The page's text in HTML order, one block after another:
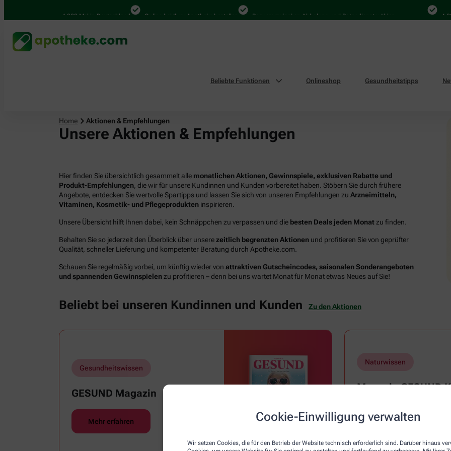
Cookie-Einwilligung verwalten
Wir setzen Cookies, die für den Betrieb der Website technisch erforderlich sind. Darüber hinaus
4.000 Mal in Deutschland Online bei Ihrer Apotheke bestellen Bequem zwischen Abholung und Botendienst wählen 4.000
Beliebte Funktionen Onlineshop Gesundheitstipps
Home Aktionen & Empfehlungen
Unsere Aktionen & Empfehlungen
Hier finden Sie übersichtlich gesammelt alle monatlichen Aktionen, Gewinnspiele, exklusiven Rabatte und
Produkt-Empfehlungen , die wir für unsere Kundinnen und Kunden vorbereitet haben. Stöbern Sie durch frühere
Angebote, entdecken Sie wertvolle Spartipps und lassen Sie sich von unseren Empfehlungen zu Arzneimitteln,
Vitaminen, Kosmetik- und Pflegeprodukten inspirieren.
Unsere Übersicht hilft Ihnen dabei, kein Schnäppchen zu verpassen und die besten Deals jeden Monatzu finden.
Behalten Sie so jederzeit den Überblick über unserezeitlich begrenzten Aktionen und profitieren Sie von geprüfter
Qualität, schneller Lieferung und kompetenter Beratung durch Apotheke.com.
Schauen Sie regelmäßig vorbei, um künftig wieder von attraktiven Gutscheincodes, saisonalen Sonderangeboten
und spannenden Gewinnspielenzu profitieren – denn bei uns wartet Monat für Monat etwas Neues auf Sie!
Beliebt bei unseren Kundinnen und Kunden Zu den Aktionen
Gesundheitswissen
GESUND Magazin
Mehr erfahren
Naturwissen
Magazin GESUND